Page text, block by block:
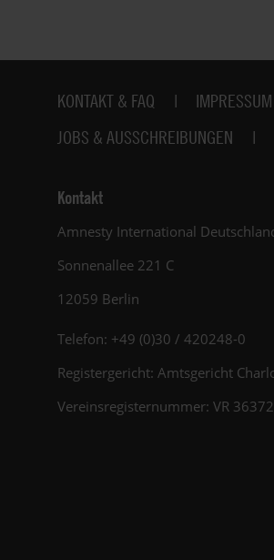
Fußbereich
KONTAKT & FAQ IMPRESSUM
JOBS & AUSSCHREIBUNGEN
Kontakt
Amnesty International
Sonnenallee 221 C
12059 Berlin
Telefon: +49 (0)30 / 420248-0
Registergericht: Amtsgericht
Vereinsregisternummer: VR